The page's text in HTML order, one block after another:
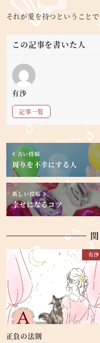
それが愛を持つということで
この記事を書いた人
有沙
記事一覧
古い投稿
周りを不幸にする人
新しい投稿
幸せになるコツ
有沙
正負の法則